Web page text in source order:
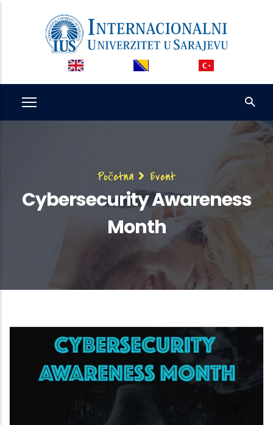
Breadcrumb
Početna Event
Cybersecurity Awareness
Month